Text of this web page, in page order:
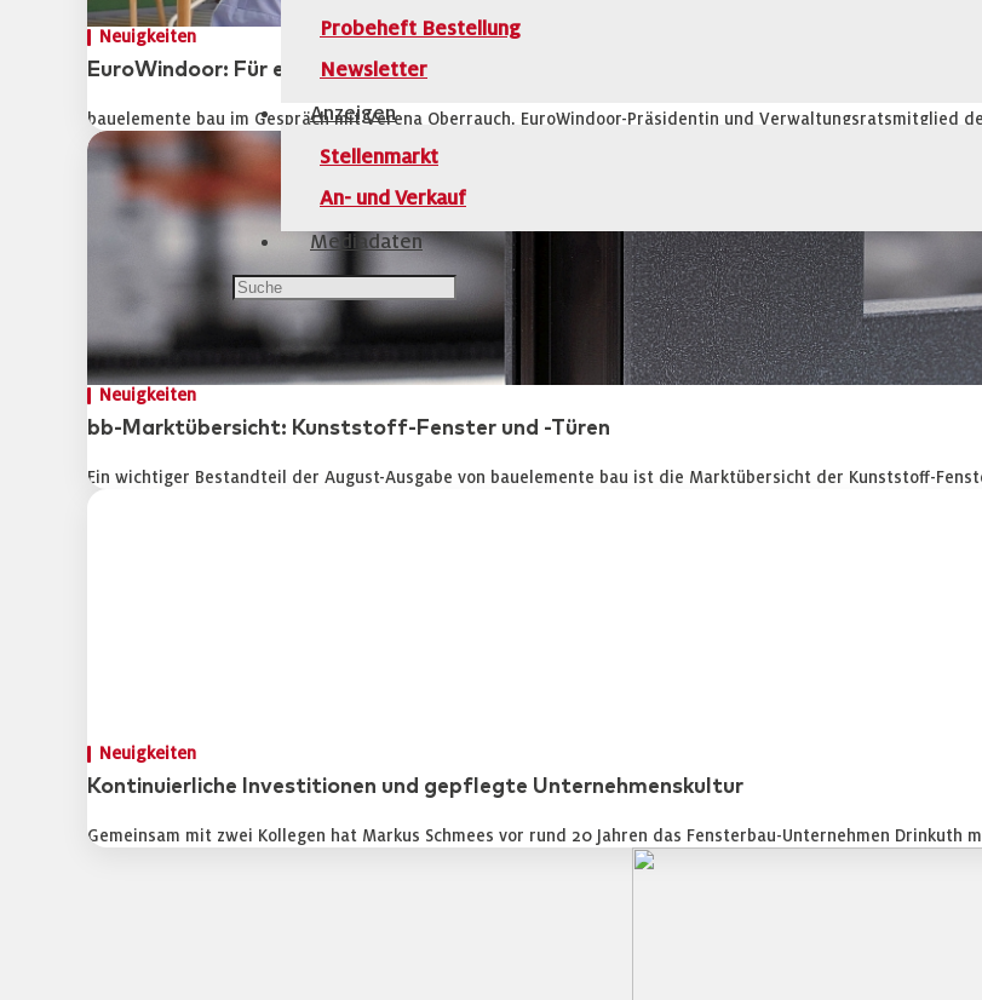
Probeheft Bestellung
Newsletter
Anzeigen
Stellenmarkt
An- und Verkauf
Mediadaten
Neuigkeiten
EuroWindoor: Für eine starke Branchenvertretung in Brüssel
bauelemente bau im Gespräch mit Verena Oberrauch, EuroWindoor-Präsidentin und Verwaltungsratsmitglied
Neuigkeiten
bb-Marktübersicht: Kunststoff-Fenster und -Türen
Ein wichtiger Bestandteil der August-Ausgabe von bauelemente bau ist die Marktübersicht der Kunststoff-
Neuigkeiten
Kontinuierliche Investitionen und gepflegte Unternehmenskultur
Gemeinsam mit zwei Kollegen hat Markus Schmees vor rund 20 Jahren das Fensterbau-Unternehmen Drinkuth